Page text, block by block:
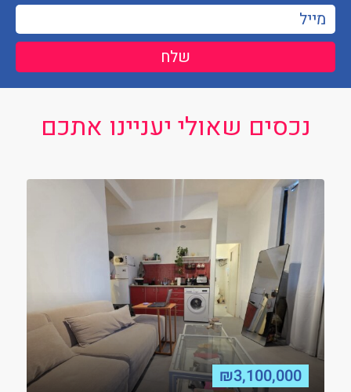
שלח
נכסים שאולי יעניינו אתכם
₪3,100,000